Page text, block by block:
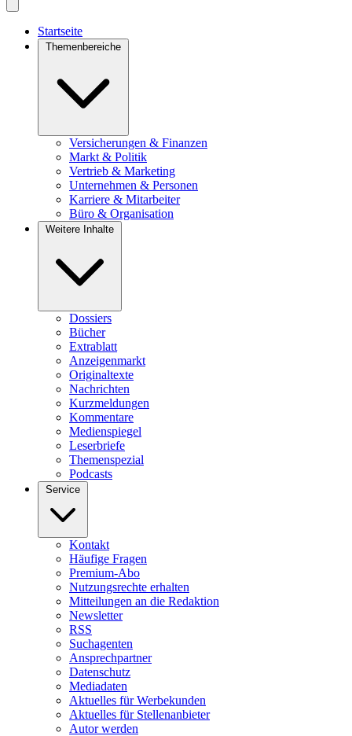
Startseite
Themenbereiche
Versicherungen & Finanzen
Markt & Politik
Vertrieb & Marketing
Unternehmen & Personen
Karriere & Mitarbeiter
Büro & Organisation
Weitere Inhalte
Dossiers
Bücher
Extrablatt
Anzeigenmarkt
Originaltexte
Nachrichten
Kurzmeldungen
Kommentare
Medienspiegel
Leserbriefe
Themenspezial
Podcasts
Service
Kontakt
Häufige Fragen
Premium-Abo
Nutzungsrechte erhalten
Mitteilungen an die Redaktion
Newsletter
RSS
Suchagenten
Ansprechpartner
Datenschutz
Mediadaten
Aktuelles für Werbekunden
Aktuelles für Stellenanbieter
Autor werden